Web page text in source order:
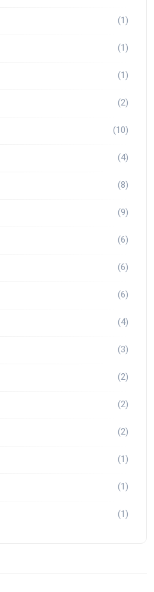
(1)
(1)
(1)
(2)
(10)
(4)
(8)
(9)
(6)
(6)
(6)
(4)
(3)
(2)
(2)
(2)
(1)
(1)
(1)